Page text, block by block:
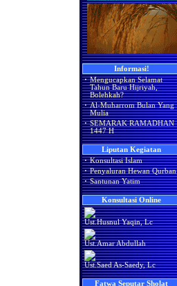
Informasi!
· Mengucapkan Selamat
Tahun Baru Hijriyah,
Bolehkah?
· Al-Muharrom Bulan Yang
Mulia
· SEMARAK RAMADHAN
1447 H
Liputan Kegiatan
· Konsultasi Islam
· Penyaluran Hewan Qurban
· Santunan Yatim
Konsultasi Online
Ust.Husnul Yaqin, Lc
Ust.Amar Abdullah
Ust.Saed As-Saedy, Lc
Fatwa Seputar Sholat